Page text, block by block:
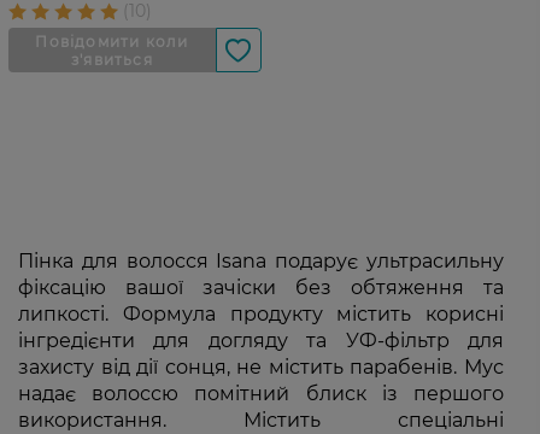
Пінка для волосся Isana подарує ультрасильну
фіксацію вашої зачіски без обтяження та
липкості. Формула продукту містить корисні
інгредієнти для догляду та УФ-фільтр для
захисту від дії сонця, не містить парабенів. Мус
надає волоссю помітний блиск із першого
використання. Містить спеціальні